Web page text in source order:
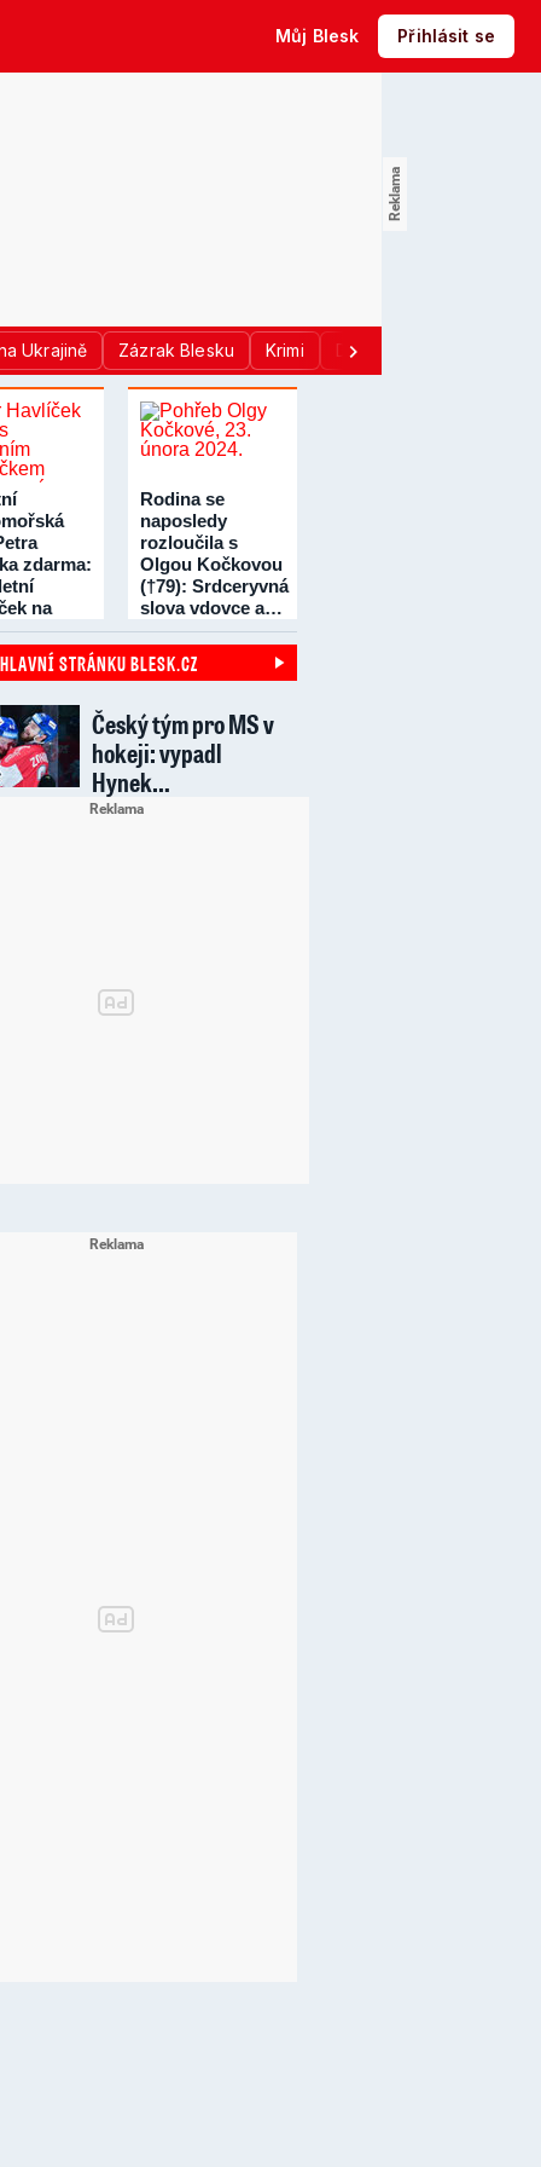
Můj Blesk Přihlásit se
Ukrajině Zázrak Blesku Krimi Donald Trump
zdarma:
na
Rodina se
naposledy
rozloučila s
Olgou Kočkovou
(†79): Srdceryvná
slova vdovce a…
STRÁNKU BLESK.CZ
Český tým pro MS v
hokeji: vypadl
Hynek…